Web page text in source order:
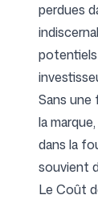
perdues
potentiels
Sans
la
dans la
souvient
Le Coût